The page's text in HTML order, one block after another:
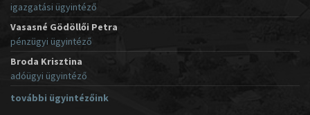
igazgatási ügyintéző
Vasasné Gödöllői Petra
pénzügyi ügyintéző
Broda Krisztina
adóügyi ügyintéző
további ügyintézőink